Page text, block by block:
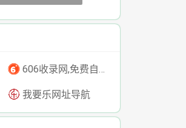
606收录网,免费自动秒收录网址,提供自动收录,网站导航大全源码,自动链,友情链接交换。
我要乐网址导航